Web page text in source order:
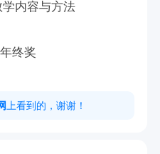
内容与方法
终奖
上看到的，谢谢！